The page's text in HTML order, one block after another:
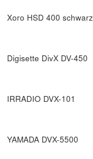
Xoro HSD 400 schwarz
Digisette DivX DV-450
IRRADIO DVX-101
YAMADA DVX-5500